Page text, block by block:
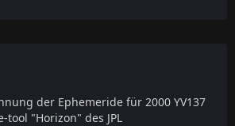
der Ephemeride für 2000 YV137
tool "Horizon" des JPL